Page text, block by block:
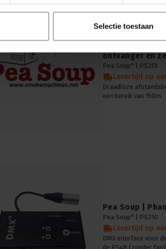
Selectie toestaan
Pea Soup |
ontvanger en
Pea Soup* | PS313
Levertijd op
Draadloze
een bereik van 150m.
Pea Soup |
Pea Soup* | PS310
Levertijd op
DMX interface voor
de PS48 (zonder